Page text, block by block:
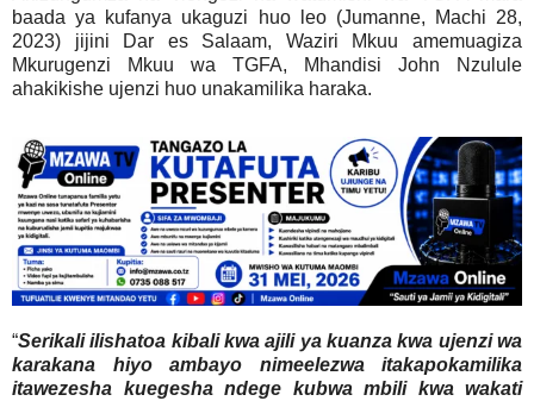
baada ya kufanya ukaguzi huo leo (Jumanne, Machi 28,
2023) jijini Dar es Salaam, Waziri Mkuu amemuagiza
Mkurugenzi Mkuu wa TGFA, Mhandisi John Nzulule
ahakikishe ujenzi huo unakamilika haraka.
“Serikali ilishatoa kibali kwa ajili ya kuanza kwa ujenzi wa
karakana hiyo ambayo nimeelezwa itakapokamilika
itawezesha kuegesha ndege kubwa mbili kwa wakati